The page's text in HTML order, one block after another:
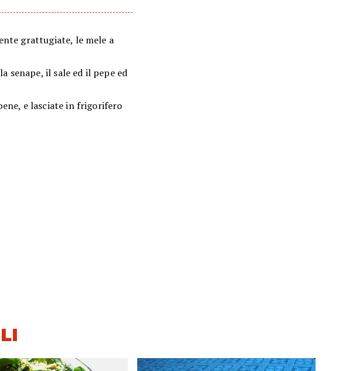
grattugiate, le mele a
senape, il sale ed il pepe ed
e lasciate in frigorifero